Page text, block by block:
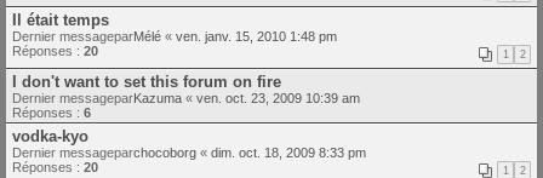
Il était temps
Dernier messageparMélé « ven. janv. 15, 2010 1:48 pm
Réponses : 20 1 2
I don't want to set this forum on fire
Dernier messageparKazuma « ven. oct. 23, 2009 10:39 am
Réponses : 6
vodka-kyo
Dernier messageparchocoborg « dim. oct. 18, 2009 8:33 pm
Réponses : 20 1 2